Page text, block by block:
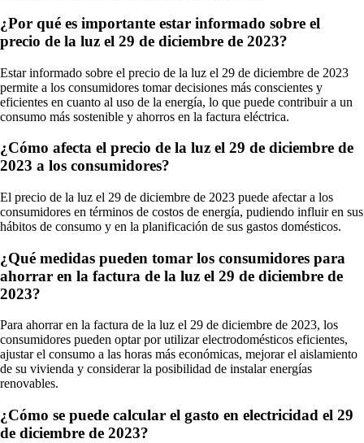
¿Por qué es importante estar informado sobre el
precio de la luz el 29 de diciembre de 2023?
Estar informado sobre el precio de la luz el 29 de diciembre de 2023
permite a los consumidores tomar decisiones más conscientes y
eficientes en cuanto al uso de la energía, lo que puede contribuir a un
consumo más sostenible y ahorros en la factura eléctrica.
¿Cómo afecta el precio de la luz el 29 de diciembre de
2023 a los consumidores?
El precio de la luz el 29 de diciembre de 2023 puede afectar a los
consumidores en términos de costos de energía, pudiendo influir en sus
hábitos de consumo y en la planificación de sus gastos domésticos.
¿Qué medidas pueden tomar los consumidores para
ahorrar en la factura de la luz el 29 de diciembre de
2023?
Para ahorrar en la factura de la luz el 29 de diciembre de 2023, los
consumidores pueden optar por utilizar electrodomésticos eficientes,
ajustar el consumo a las horas más económicas, mejorar el aislamiento
de su vivienda y considerar la posibilidad de instalar energías
renovables.
¿Cómo se puede calcular el gasto en electricidad el 29
de diciembre de 2023?